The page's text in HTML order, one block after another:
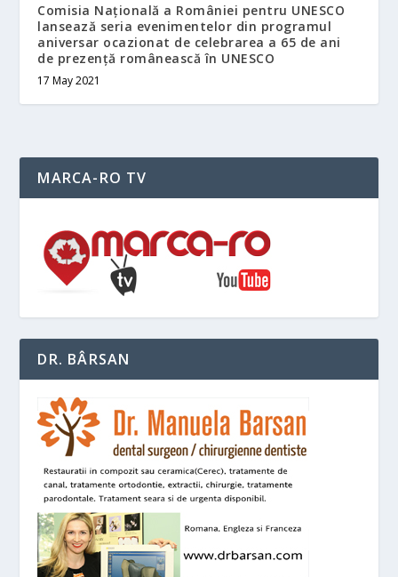
Comisia Națională a României pentru UNESCO
lansează seria evenimentelor din programul
aniversar ocazionat de celebrarea a 65 de ani
de prezență românească în UNESCO
17 May 2021
MARCA-RO TV
DR. BÂRSAN